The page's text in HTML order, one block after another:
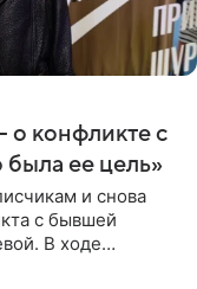
конфликте с
ее цель»
и снова
с бывшей
В ходе